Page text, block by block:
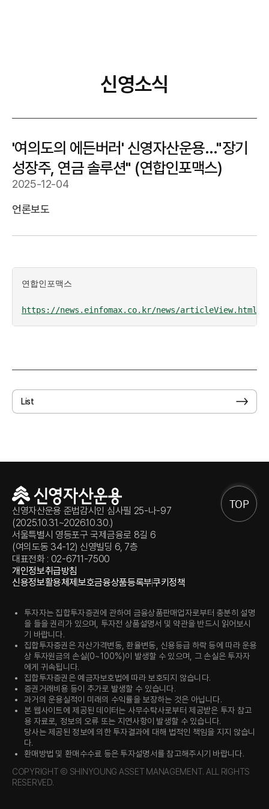
신영소식
'여의도의 에든버러' 신영자산운용…"장기
성장주, 연금 솔루션" (연합인포맥스)
2025-12-04
언론보도
연합인포맥스
https://news.einfomax.co.kr/news/
List
신영자산운용 준법감시인 심사필 25-나-97
(2025.10.31.~2026.10.30.)
서울특별시 영등포구 국제금융로 8길 6
(여의도동 34-12) 신영빌딩 6, 7층
대표전화 : 02-6711-7500
TOP
개인정보취급방침
신용정보활용체제보호금융상품등록부쿠키정책
투자자는 집합투자증권에 관하여 금융상품판매업자로부터 충분히 설명
을 들을 권리가 있으며, 투자전 상품설명서 및 약관을 반드시 읽어보시
기 바랍니다.
집합투자증권은 자산가격변동, 환율변동, 신용등급 하락 등에 따라 운용
상 투자원금의 손실(0~100%)이 발생할 수 있으며, 그 손실은 투자자
에게 귀속됩니다.
집합투자증권은 예금자보호법에 따라 보호되지 않습니다.
증권거래비용 등이 추가로 발생할 수 있습니다.
과거의 운용실적이 미래의 수익률을 보장하는 것은 아닙니다.
본 웹사이트에 제공된 데이터는 사무수탁사로부터 제공받은 투자 참고
용 자료로, 정보의 오류 또는 지연사항이 발생할 수 있습니다.
당사는 제공된 정보에 의한 투자결과에 대해 법적인 책임을 지지 않습니
다.
환매방법 및 환매수수료 등은 투자설명서를 참고해주시기 바랍니다.
COPYRIGHT Ⓒ SHINYOUNG ASSET MANAGEMENT. ALL RIGHTS
RESERVED.